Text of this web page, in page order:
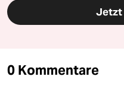
Jetzt
0 Kommentare